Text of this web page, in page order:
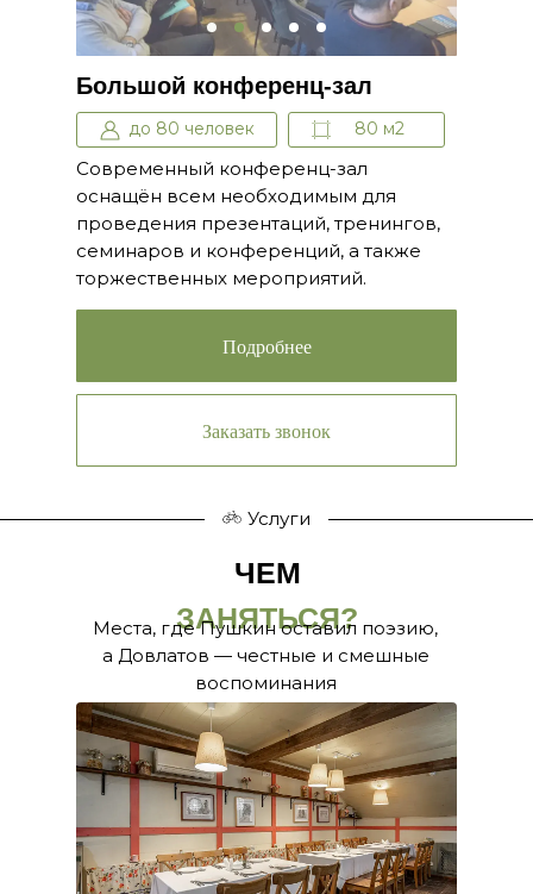
Подробнее
Заказать звонок
Большой конференц-зал
Современный конференц-зал
оснащён всем необходимым для
проведения презентаций, тренингов,
семинаров и конференций, а также
торжественных мероприятий.
80 м2
до 80 человек
ЧЕМ
ЗАНЯТЬСЯ?
Места, где Пушкин оставил поэзию,
а Довлатов — честные и смешные
воспоминания
Услуги